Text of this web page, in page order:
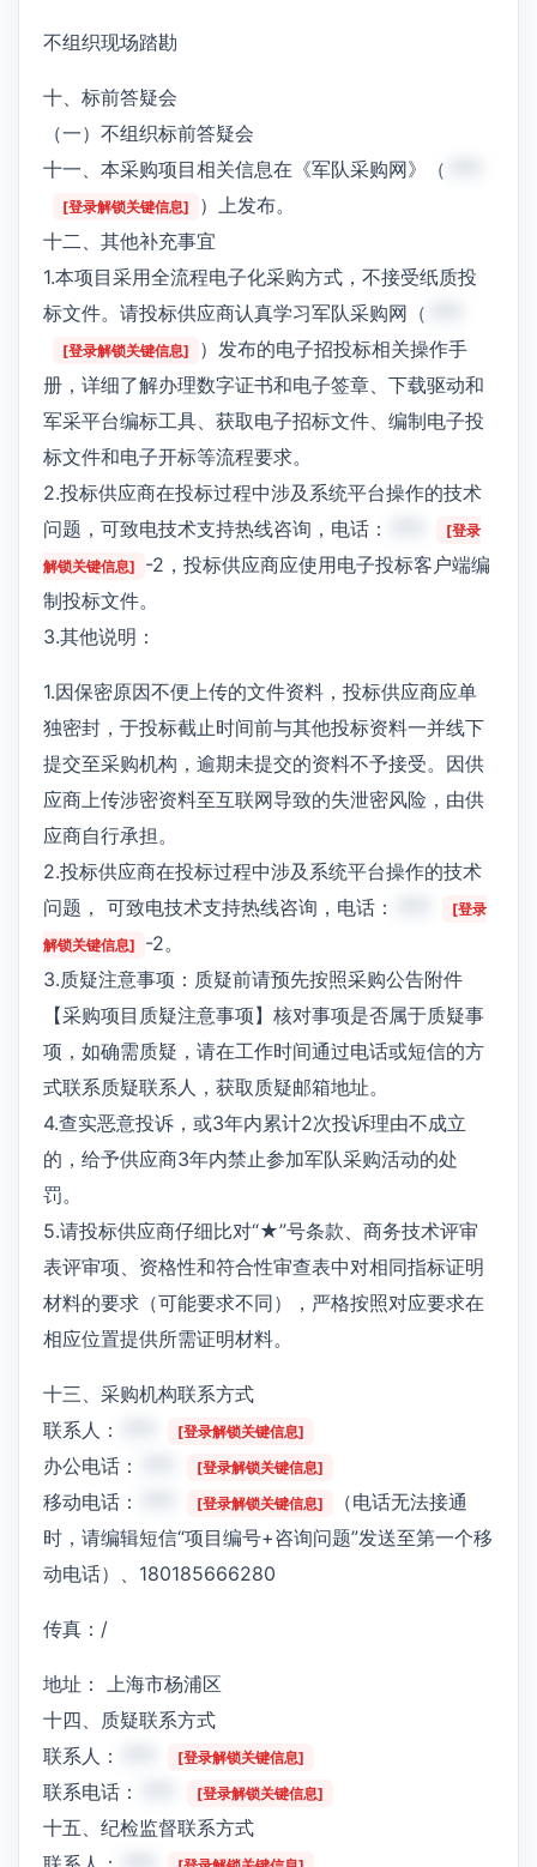
不组织现场踏勘
十、标前答疑会
（一）不组织标前答疑会
十一、本采购项目相关信息在《军队采购网》（
[登录解锁关键信息]
）上发布。
十二、其他补充事宜
1.本项目采用全流程电子化采购方式，不接受纸质投
标文件。请投标供应商认真学习军队采购网（
[登录解锁关键信息]
）发布的电子招投标相关操作手
册，详细了解办理数字证书和电子签章、下载驱动和
军采平台编标工具、获取电子招标文件、编制电子投
标文件和电子开标等流程要求。
2.投标供应商在投标过程中涉及系统平台操作的技术
问题，可致电技术支持热线咨询，电话：
[登录
解锁关键信息]
-2，投标供应商应使用电子投标客户端编
制投标文件。
3.其他说明：
1.因保密原因不便上传的文件资料，投标供应商应单
独密封，于投标截止时间前与其他投标资料一并线下
提交至采购机构，逾期未提交的资料不予接受。因供
应商上传涉密资料至互联网导致的失泄密风险，由供
应商自行承担。
2.投标供应商在投标过程中涉及系统平台操作的技术
问题， 可致电技术支持热线咨询，电话：
[登录
解锁关键信息]
-2。
3.质疑注意事项：质疑前请预先按照采购公告附件
【采购项目质疑注意事项】核对事项是否属于质疑事
项，如确需质疑，请在工作时间通过电话或短信的方
式联系质疑联系人，获取质疑邮箱地址。
4.查实恶意投诉，或3年内累计2次投诉理由不成立
的，给予供应商3年内禁止参加军队采购活动的处
罚。
5.请投标供应商仔细比对“★”号条款、商务技术评审
表评审项、资格性和符合性审查表中对相同指标证明
材料的要求（可能要求不同），严格按照对应要求在
相应位置提供所需证明材料。
十三、采购机构联系方式
联系人：
[登录解锁关键信息]
办公电话： [登录解锁关键信息]
移动电话： [登录解锁关键信息]
（电话无法接通
时，请编辑短信“项目编号+咨询问题”发送至第一个移
动电话）、180185666280
传真：/
地址： 上海市杨浦区
十四、质疑联系方式
联系人：
[登录解锁关键信息]
联系电话： [登录解锁关键信息]
十五、纪检监督联系方式